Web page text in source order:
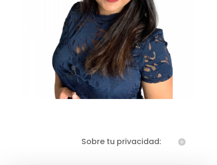
Sobre tu privacidad: